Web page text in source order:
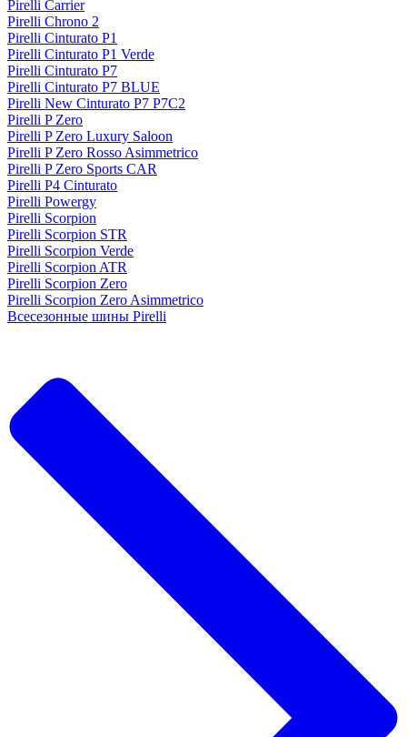
Pirelli Carrier
Pirelli Chrono 2
Pirelli Cinturato P1
Pirelli Cinturato P1 Verde
Pirelli Cinturato P7
Pirelli Cinturato P7 BLUE
Pirelli New Cinturato P7 P7C2
Pirelli P Zero
Pirelli P Zero Luxury Saloon
Pirelli P Zero Rosso Asimmetrico
Pirelli P Zero Sports CAR
Pirelli P4 Cinturato
Pirelli Powergy
Pirelli Scorpion
Pirelli Scorpion STR
Pirelli Scorpion Verde
Pirelli Scorpion ATR
Pirelli Scorpion Zero
Pirelli Scorpion Zero Asimmetrico
Всесезонные шины Pirelli